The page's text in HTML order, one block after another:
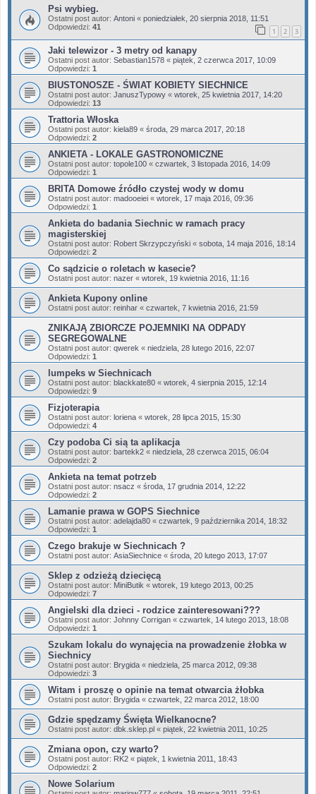
Psi wybieg.
Ostatni post autor: Antoni « poniedziałek, 20 sierpnia 2018, 11:51
Odpowiedzi: 41 1 2 3
Jaki telewizor - 3 metry od kanapy
Ostatni post autor: Sebastian1578 « piątek, 2 czerwca 2017, 10:09
Odpowiedzi: 1
BIUSTONOSZE - ŚWIAT KOBIETY SIECHNICE
Ostatni post autor: JanuszTypowy « wtorek, 25 kwietnia 2017, 14:20
Odpowiedzi: 13
Trattoria Włoska
Ostatni post autor: kiela89 « środa, 29 marca 2017, 20:18
Odpowiedzi: 2
ANKIETA - LOKALE GASTRONOMICZNE
Ostatni post autor: topole100 « czwartek, 3 listopada 2016, 14:09
Odpowiedzi: 1
BRITA Domowe źródło czystej wody w domu
Ostatni post autor: madooeiei « wtorek, 17 maja 2016, 09:36
Odpowiedzi: 1
Ankieta do badania Siechnic w ramach pracy
magisterskiej
Ostatni post autor: Robert Skrzypczyński « sobota, 14 maja 2016, 18:14
Odpowiedzi: 2
Co sądzicie o roletach w kasecie?
Ostatni post autor: nazer « wtorek, 19 kwietnia 2016, 11:16
Ankieta Kupony online
Ostatni post autor: reinhar « czwartek, 7 kwietnia 2016, 21:59
ZNIKAJĄ ZBIORCZE POJEMNIKI NA ODPADY
SEGREGOWALNE
Ostatni post autor: qwerek « niedziela, 28 lutego 2016, 22:07
Odpowiedzi: 1
lumpeks w Siechnicach
Ostatni post autor: blackkate80 « wtorek, 4 sierpnia 2015, 12:14
Odpowiedzi: 9
Fizjoterapia
Ostatni post autor: loriena « wtorek, 28 lipca 2015, 15:30
Odpowiedzi: 4
Czy podoba Ci sią ta aplikacja
Ostatni post autor: bartekk2 « niedziela, 28 czerwca 2015, 06:04
Odpowiedzi: 2
Ankieta na temat potrzeb
Ostatni post autor: nsacz « środa, 17 grudnia 2014, 12:22
Odpowiedzi: 2
Lamanie prawa w GOPS Siechnice
Ostatni post autor: adelajda80 « czwartek, 9 października 2014, 18:32
Odpowiedzi: 1
Czego brakuje w Siechnicach ?
Ostatni post autor: AsiaSiechnice « środa, 20 lutego 2013, 17:07
Sklep z odzieżą dziecięcą
Ostatni post autor: MiniButik « wtorek, 19 lutego 2013, 00:25
Odpowiedzi: 7
Angielski dla dzieci - rodzice zainteresowani???
Ostatni post autor: Johnny Corrigan « czwartek, 14 lutego 2013, 18:08
Odpowiedzi: 1
Szukam lokalu do wynajęcia na prowadzenie żłobka w
Siechnicy
Ostatni post autor: Brygida « niedziela, 25 marca 2012, 09:38
Odpowiedzi: 3
Witam i proszę o opinie na temat otwarcia żłobka
Ostatni post autor: Brygida « czwartek, 22 marca 2012, 18:00
Gdzie spędzamy Święta Wielkanocne?
Ostatni post autor: dbk.sklep.pl « piątek, 22 kwietnia 2011, 10:25
Zmiana opon, czy warto?
Ostatni post autor: RK2 « piątek, 1 kwietnia 2011, 18:43
Odpowiedzi: 2
Nowe Solarium